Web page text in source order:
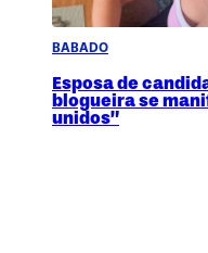
BABADO
Esposa de
blogueira se
unidos”